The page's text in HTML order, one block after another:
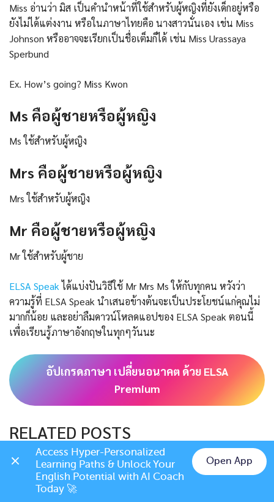
Miss อ่านว่า มิส เป็นคำนำหน้าที่ใช้สำหรับผู้หญิงที่ยังเด็กอยู่หรือ
ยังไม่ได้แต่งงาน หรือในภาษาไทยคือ นางสาวนั่นเอง เช่น Miss
Johnson หรืออาจจะเรียกเป็นชื่อเต็มก็ได้ เช่น Miss Urassaya
Sperbund
Ex. How’s going? Miss Kwon
Ms คือผู้ชายหรือผู้หญิง
Ms ใช้สำหรับผู้หญิง
Mrs คือผู้ชายหรือผู้หญิง
Mrs ใช้สำหรับผู้หญิง
Mr คือผู้ชายหรือผู้หญิง
Mr ใช้สำหรับผู้ชาย
ELSA Speakได้แบ่งปันวิธีใช้ Mr Mrs Ms ให้กับทุกคน หวังว่า
ความรู้ที่ ELSA Speak นำเสนอข้างต้นจะเป็นประโยชน์แก่คุณไม่
มากก็น้อย และอย่าลืมดาวน์โหลดแอปของ ELSA Speak ตอนนี้
เพื่อเรียนรู้ภาษาอังกฤษในทุกๆวันนะ
อัปเกรดภาษา เปลี่ยนอนาคต ด้วย ELSA
Premium
RELATED POSTS
Chat on LINE
Access Hyper-Personalized
Learning Paths & Unlock Your
English Potential with AI Coach
Today 🚀
Open App